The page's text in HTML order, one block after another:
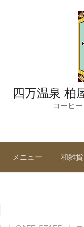
四万温泉 柏
コーヒ
メニュー 和雑貨